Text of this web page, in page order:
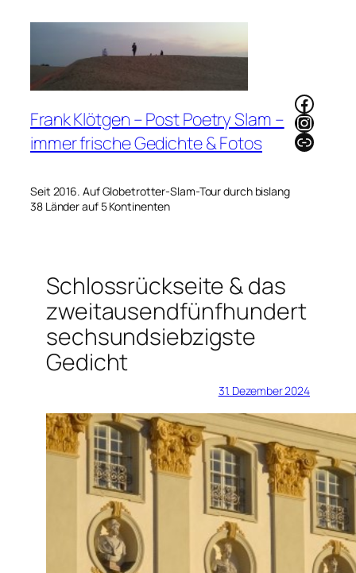
Frank Klötgen – Post Poetry Slam –
immer frische Gedichte & Fotos
Seit 2016. Auf Globetrotter-Slam-Tour durch bislang
38 Länder auf 5 Kontinenten
Link
Schlossrückseite & das
zweitausendfünfhundert
sechsundsiebzigste
Gedicht
31. Dezember 2024